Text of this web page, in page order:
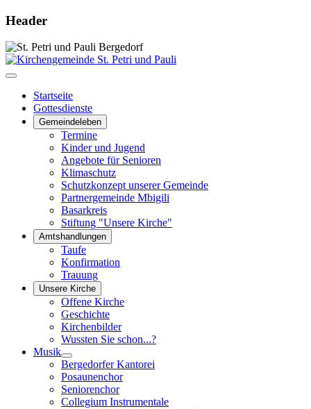
Header
Startseite
Gottesdienste
Gemeindeleben
Termine
Kinder und Jugend
Angebote für Senioren
Klimaschutz
Schutzkonzept unserer Gemeinde
Partnergemeinde Mbigili
Basarkreis
Stiftung "Unsere Kirche"
Amtshandlungen
Taufe
Konfirmation
Trauung
Unsere Kirche
Offene Kirche
Geschichte
Kirchenbilder
Wussten Sie schon...?
Musik
Bergedorfer Kantorei
Posaunenchor
Seniorenchor
Collegium Instrumentale